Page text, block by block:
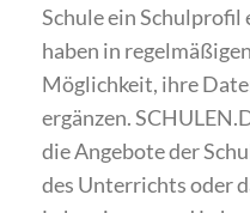
Schule ein
haben in
Möglichkeit, ihre
ergänzen.
die Angebote der
des Unterrichts oder